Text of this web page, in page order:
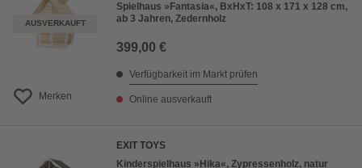
AUSVERKAUFT
Merken
Spielhaus »Fantasia«, BxHxT: 108 x 171 x 128 cm,
ab 3 Jahren, Zedernholz
399,00 €
Verfügbarkeit im Markt prüfen
Online ausverkauft
EXIT TOYS
Kinderspielhaus »Hika«, Zypressenholz, natur